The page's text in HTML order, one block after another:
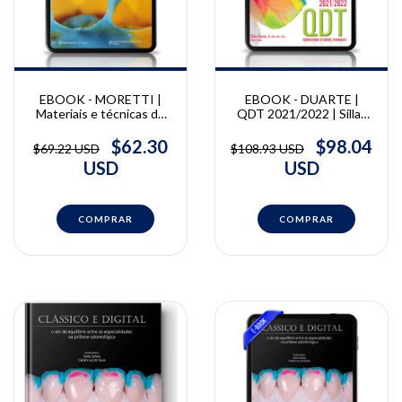
EBOOK - MORETTI |
Materiais e técnicas de
clínico | João Moretti
Junior
$69.22 USD
$62.30
USD
EBOOK - DUARTE |
QDT 2021/2022 | Sillas
$108.93 USD
$98.04
USD